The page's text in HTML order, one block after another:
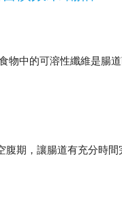
物中的可溶性纖維是腸
期，讓腸道有充分時